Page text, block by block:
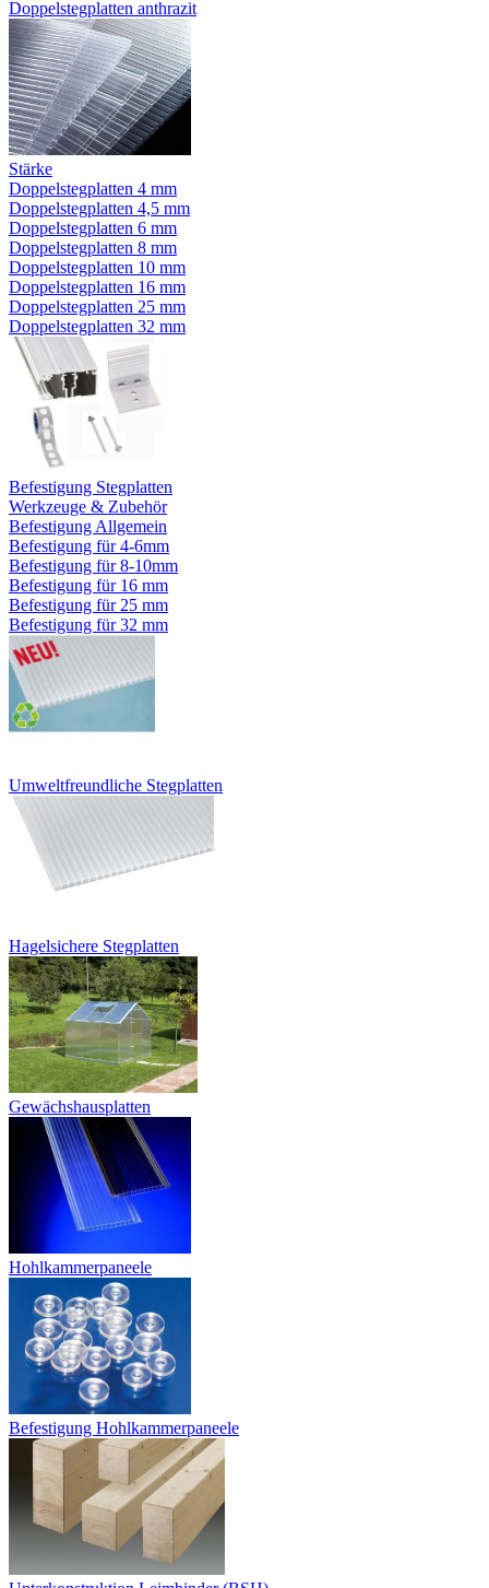
Doppelstegplatten anthrazit
Stärke
Doppelstegplatten 4 mm
Doppelstegplatten 4,5 mm
Doppelstegplatten 6 mm
Doppelstegplatten 8 mm
Doppelstegplatten 10 mm
Doppelstegplatten 16 mm
Doppelstegplatten 25 mm
Doppelstegplatten 32 mm
Befestigung Stegplatten
Werkzeuge & Zubehör
Befestigung Allgemein
Befestigung für 4-6mm
Befestigung für 8-10mm
Befestigung für 16 mm
Befestigung für 25 mm
Befestigung für 32 mm
Umweltfreundliche Stegplatten
Hagelsichere Stegplatten
Gewächshausplatten
Hohlkammerpaneele
Befestigung Hohlkammerpaneele